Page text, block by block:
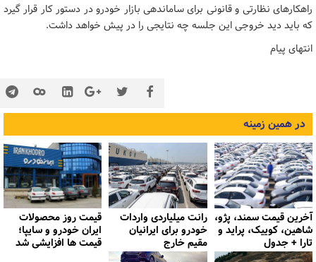
راهکارهای نظارتی و قانونی برای ساماندهی بازار خودرو در دستور کار قرار گیرد
که باید دید خروجی این جلسه چه نتایجی را در پیش خواهد داشت.
انتهای پیام
در همین زمینه
آخرین قیمت سمند، پژو،
شاهین، کوییک، پراید و
تارا + جدول
رانت میلیاردی واردات
خودرو برای ایرانیان
مقیم خارج
قیمت روز محصولات
ایران خودرو و سایپا؛
قیمت ها افزایشی شد